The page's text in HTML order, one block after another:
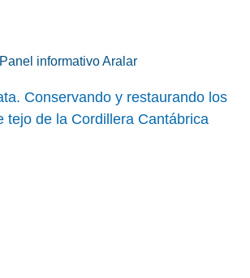
Panel informativo Aralar